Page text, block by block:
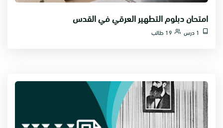
امتحان دبلوم التطهير العرقي في القدس
1 درس 19 طالب